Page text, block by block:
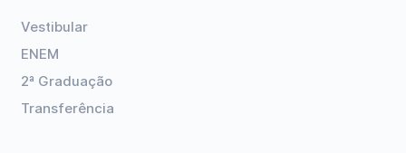
Vestibular
ENEM
2ª Graduação
Transferência